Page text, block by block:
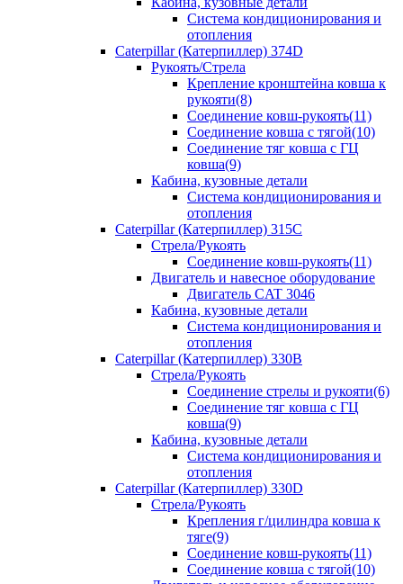
Система кондиционирования и
отопления
Caterpillar (Катерпиллер) 374D
Рукоять/Стрела
Крепление кронштейна ковша к
рукояти(8)
Соединение ковш-рукоять(11)
Соединение ковша с тягой(10)
Соединение тяг ковша с ГЦ
ковша(9)
Кабина, кузовные детали
Система кондиционирования и
отопления
Caterpillar (Катерпиллер) 315C
Стрела/Рукоять
Соединение ковш-рукоять(11)
Двигатель и навесное оборудование
Двигатель CAT 3046
Кабина, кузовные детали
Система кондиционирования и
отопления
Caterpillar (Катерпиллер) 330B
Стрела/Рукоять
Соединение стрелы и рукояти(6)
Соединение тяг ковша с ГЦ
ковша(9)
Кабина, кузовные детали
Система кондиционирования и
отопления
Caterpillar (Катерпиллер) 330D
Стрела/Рукоять
Крепления г/цилиндра ковша к
тяге(9)
Соединение ковш-рукоять(11)
Соединение ковша с тягой(10)